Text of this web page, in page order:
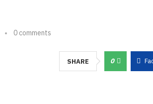
0 comments
SHARE 0